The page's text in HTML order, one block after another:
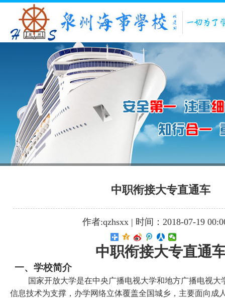
中职衔接大专直通车
作者:qzhsxx | 时间：2018-07-19
中职衔接大专直通
一、学校简介
国家开放大学是在中央广播电视大学和地方广播电视大
信息技术为支撑，办学网络立体覆盖全国城乡，主要面向成